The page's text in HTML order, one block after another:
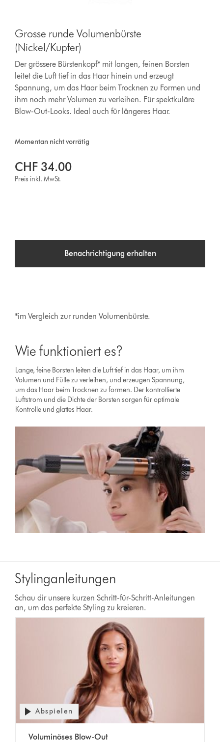
Grosse runde Volumenbürste
(Nickel/Kupfer)
Der grössere Bürstenkopf* mit langen, feinen Borsten
leitet die Luft tief in das Haar hinein und erzeugt
Spannung, um das Haar beim Trocknen zu Formen und
ihm noch mehr Volumen zu verleihen. Für spektkuläre
Blow-Out-Looks. Ideal auch für längeres Haar.
Momentan nicht vorrätig
CHF 34.00
Preis inkl. MwSt.
Benachrichtigung erhalten
*im Vergleich zur runden Volumenbürste.
Wie funktioniert es?
Lange, feine Borsten leiten die Luft tief in das Haar, um ihm
Volumen und Fülle zu verleihen, und erzeugen Spannung,
um das Haar beim Trocknen zu formen. Der kontrollierte
Luftstrom und die Dichte der Borsten sorgen für optimale
Kontrolle und glattes Haar.
Stylinganleitungen
Schau dir unsere kurzen Schritt-für-Schritt-Anleitungen
an, um das perfekte Styling zu kreieren.
Abspielen
Voluminöses Blow-Out